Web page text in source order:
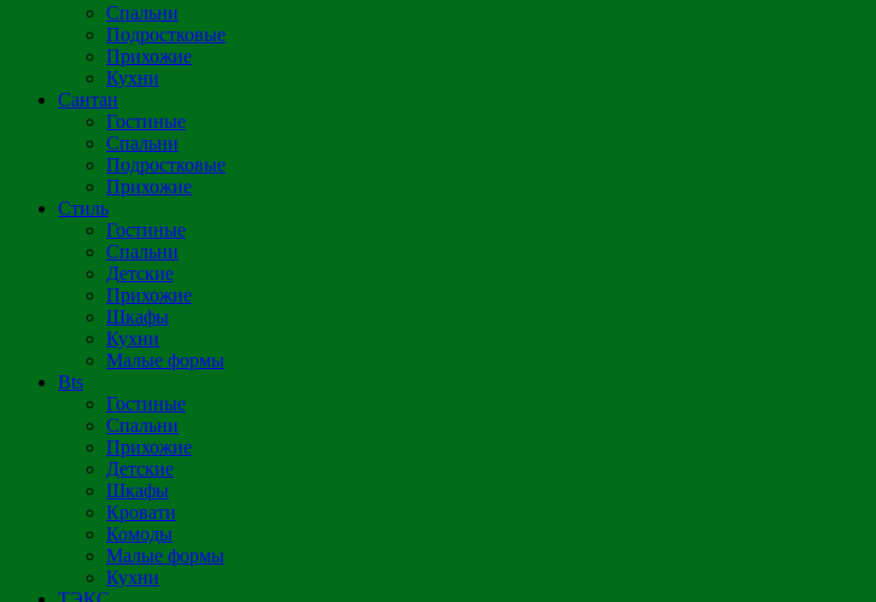
Спальни
Подростковые
Прихожие
Кухни
Сантан
Гостиные
Спальни
Подростковые
Прихожие
Стиль
Гостиные
Спальни
Детские
Прихожие
Шкафы
Кухни
Малые формы
Bts
Гостиные
Спальни
Прихожие
Детские
Шкафы
Кровати
Комоды
Малые формы
Кухни